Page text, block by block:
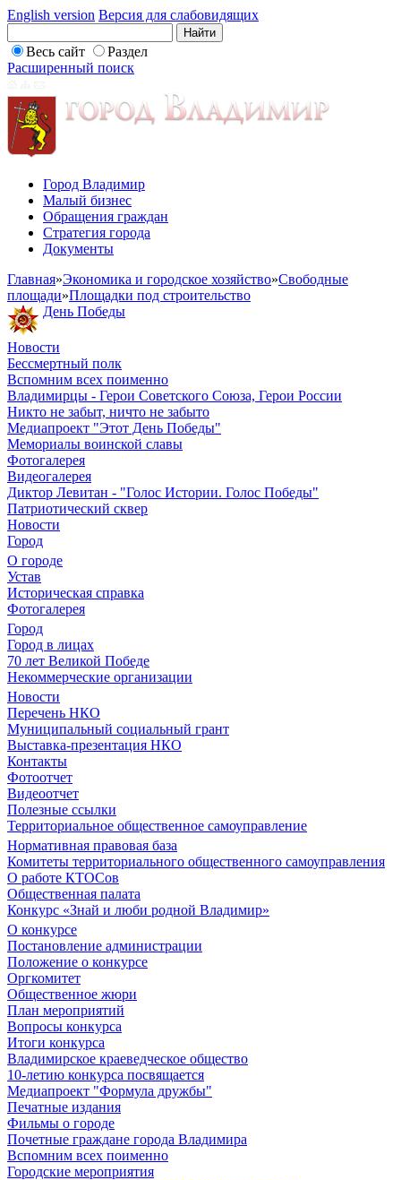
English version Версия для слабовидящих
Весь сайт
Раздел
Расширенный поиск
Город Владимир
Малый бизнес
Обращения граждан
Стратегия города
Документы
Главная»Экономика и городское хозяйство»Свободные
площади»Площадки под строительство
День Победы
Новости
Бессмертный полк
Вспомним всех поименно
Владимирцы - Герои Советского Союза, Герои России
Никто не забыт, ничто не забыто
Медиапроект "Этот День Победы"
Мемориалы воинской славы
Фотогалерея
Видеогалерея
Диктор Левитан - "Голос Истории. Голос Победы"
Патриотический сквер
Новости
Город
О городе
Устав
Историческая справка
Фотогалерея
Город
Город в лицах
70 лет Великой Победе
Некоммерческие организации
Новости
Перечень НКО
Муниципальный социальный грант
Выставка-презентация НКО
Контакты
Фотоотчет
Видеоотчет
Полезные ссылки
Территориальное общественное самоуправление
Нормативная правовая база
Комитеты территориального общественного самоуправления
О работе КТОСов
Общественная палата
Конкурс «Знай и люби родной Владимир»
О конкурсе
Постановление администрации
Положение о конкурсе
Оргкомитет
Общественное жюри
План мероприятий
Вопросы конкурса
Итоги конкурса
Владимирское краеведческое общество
10-летию конкурса посвящается
Медиапроект "Формула дружбы"
Печатные издания
Фильмы о городе
Почетные граждане города Владимира
Вспомним всех поименно
Городские мероприятия